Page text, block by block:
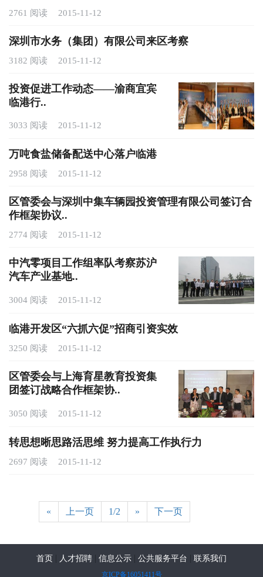
2761 阅读 2015-11-12
深圳市水务（集团）有限公司来区考察
3182 阅读 2015-11-12
投资促进工作动态——渝商宜宾
临港行..
3033 阅读 2015-11-12
万吨食盐储备配送中心落户临港
2958 阅读 2015-11-12
区管委会与深圳中集车辆园投资管理有限公司签订合
作框架协议..
2774 阅读 2015-11-12
中汽零项目工作组率队考察苏沪
汽车产业基地..
3004 阅读 2015-11-12
临港开发区“六抓六促”招商引资实效
3250 阅读 2015-11-12
区管委会与上海育星教育投资集
团签订战略合作框架协..
3050 阅读 2015-11-12
转思想晰思路活思维 努力提高工作执行力
2697 阅读 2015-11-12
« 上一页 1/2 » 下一页
首页 人才招聘 信息公示 公共服务平台 联系我们
京ICP备16051411号